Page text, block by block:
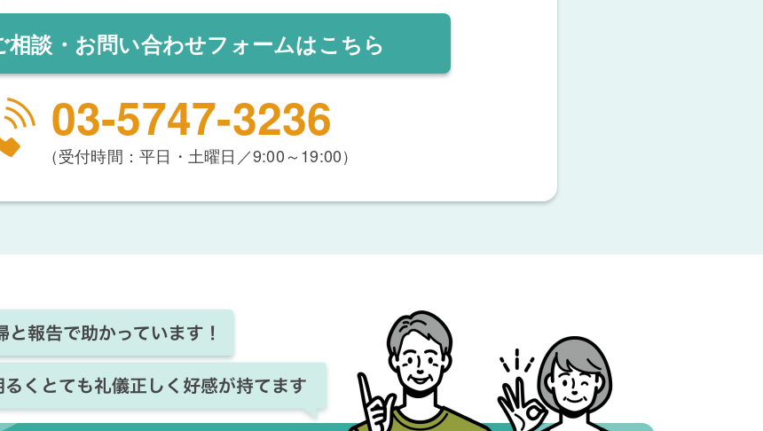
相談・お問い合わせフォームはこちら
03-5747-3236
（受付時間：平日・土曜日／9:00～19:00）